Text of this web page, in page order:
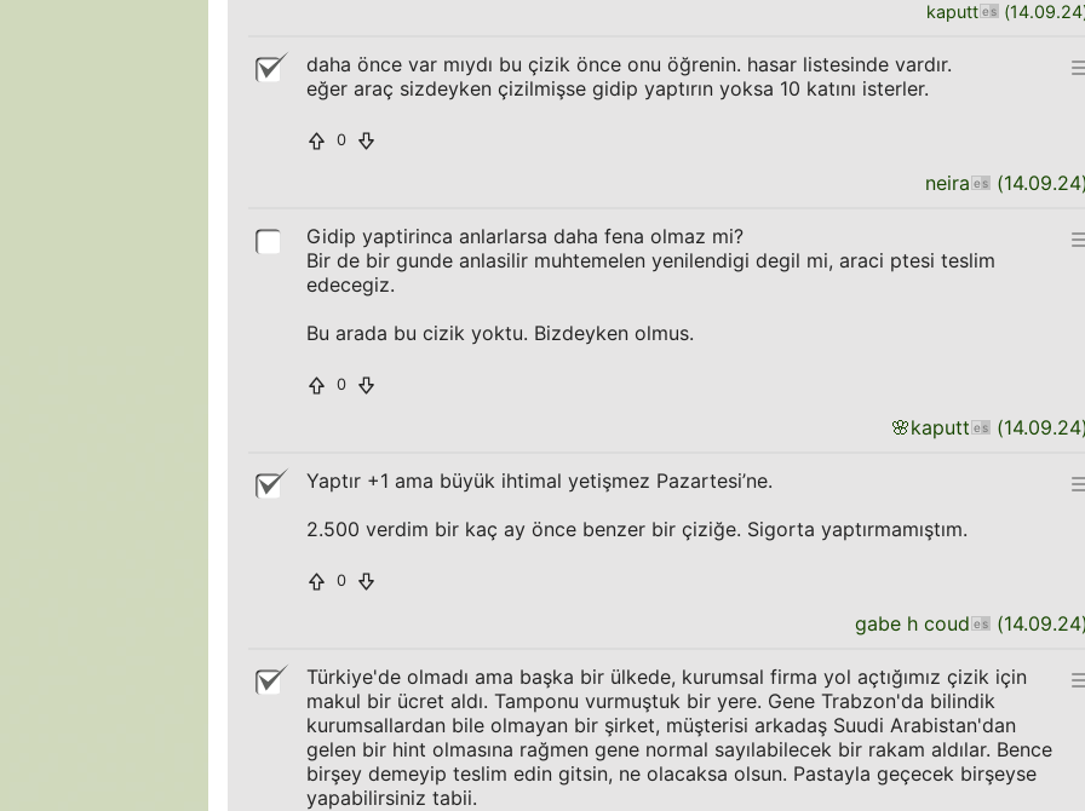
kaputt (14.09.24
daha önce var mıydı bu çizik önce onu öğrenin. hasar listesinde vardır.
eğer araç sizdeyken çizilmişse gidip yaptırın yoksa 10 katını isterler.
0
neira (14.09.24
Gidip yaptirinca anlarlarsa daha fena olmaz mi?
Bir de bir gunde anlasilir muhtemelen yenilendigi degil mi, araci ptesi teslim
edecegiz.
Bu arada bu cizik yoktu. Bizdeyken olmus.
0
🌸kaputt (14.09.24
Yaptır +1 ama büyük ihtimal yetişmez Pazartesi’ne.
2.500 verdim bir kaç ay önce benzer bir çiziğe. Sigorta yaptırmamıştım.
0
gabe h coud (14.09.24
Türkiye'de olmadı ama başka bir ülkede, kurumsal firma yol açtığımız çizik için
makul bir ücret aldı. Tamponu vurmuştuk bir yere. Gene Trabzon'da bilindik
kurumsallardan bile olmayan bir şirket, müşterisi arkadaş Suudi Arabistan'dan
gelen bir hint olmasına rağmen gene normal sayılabilecek bir rakam aldılar. Bence
birşey demeyip teslim edin gitsin, ne olacaksa olsun. Pastayla geçecek birşeyse
yapabilirsiniz tabii.